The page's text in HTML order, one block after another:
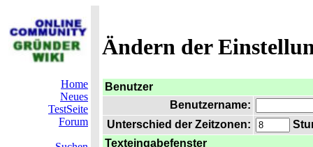
Ändern der
Home
Neues
TestSeite
Forum
Benutzer
Benutzername:
Unterschied der Zeitzonen:
Texteingabefenster